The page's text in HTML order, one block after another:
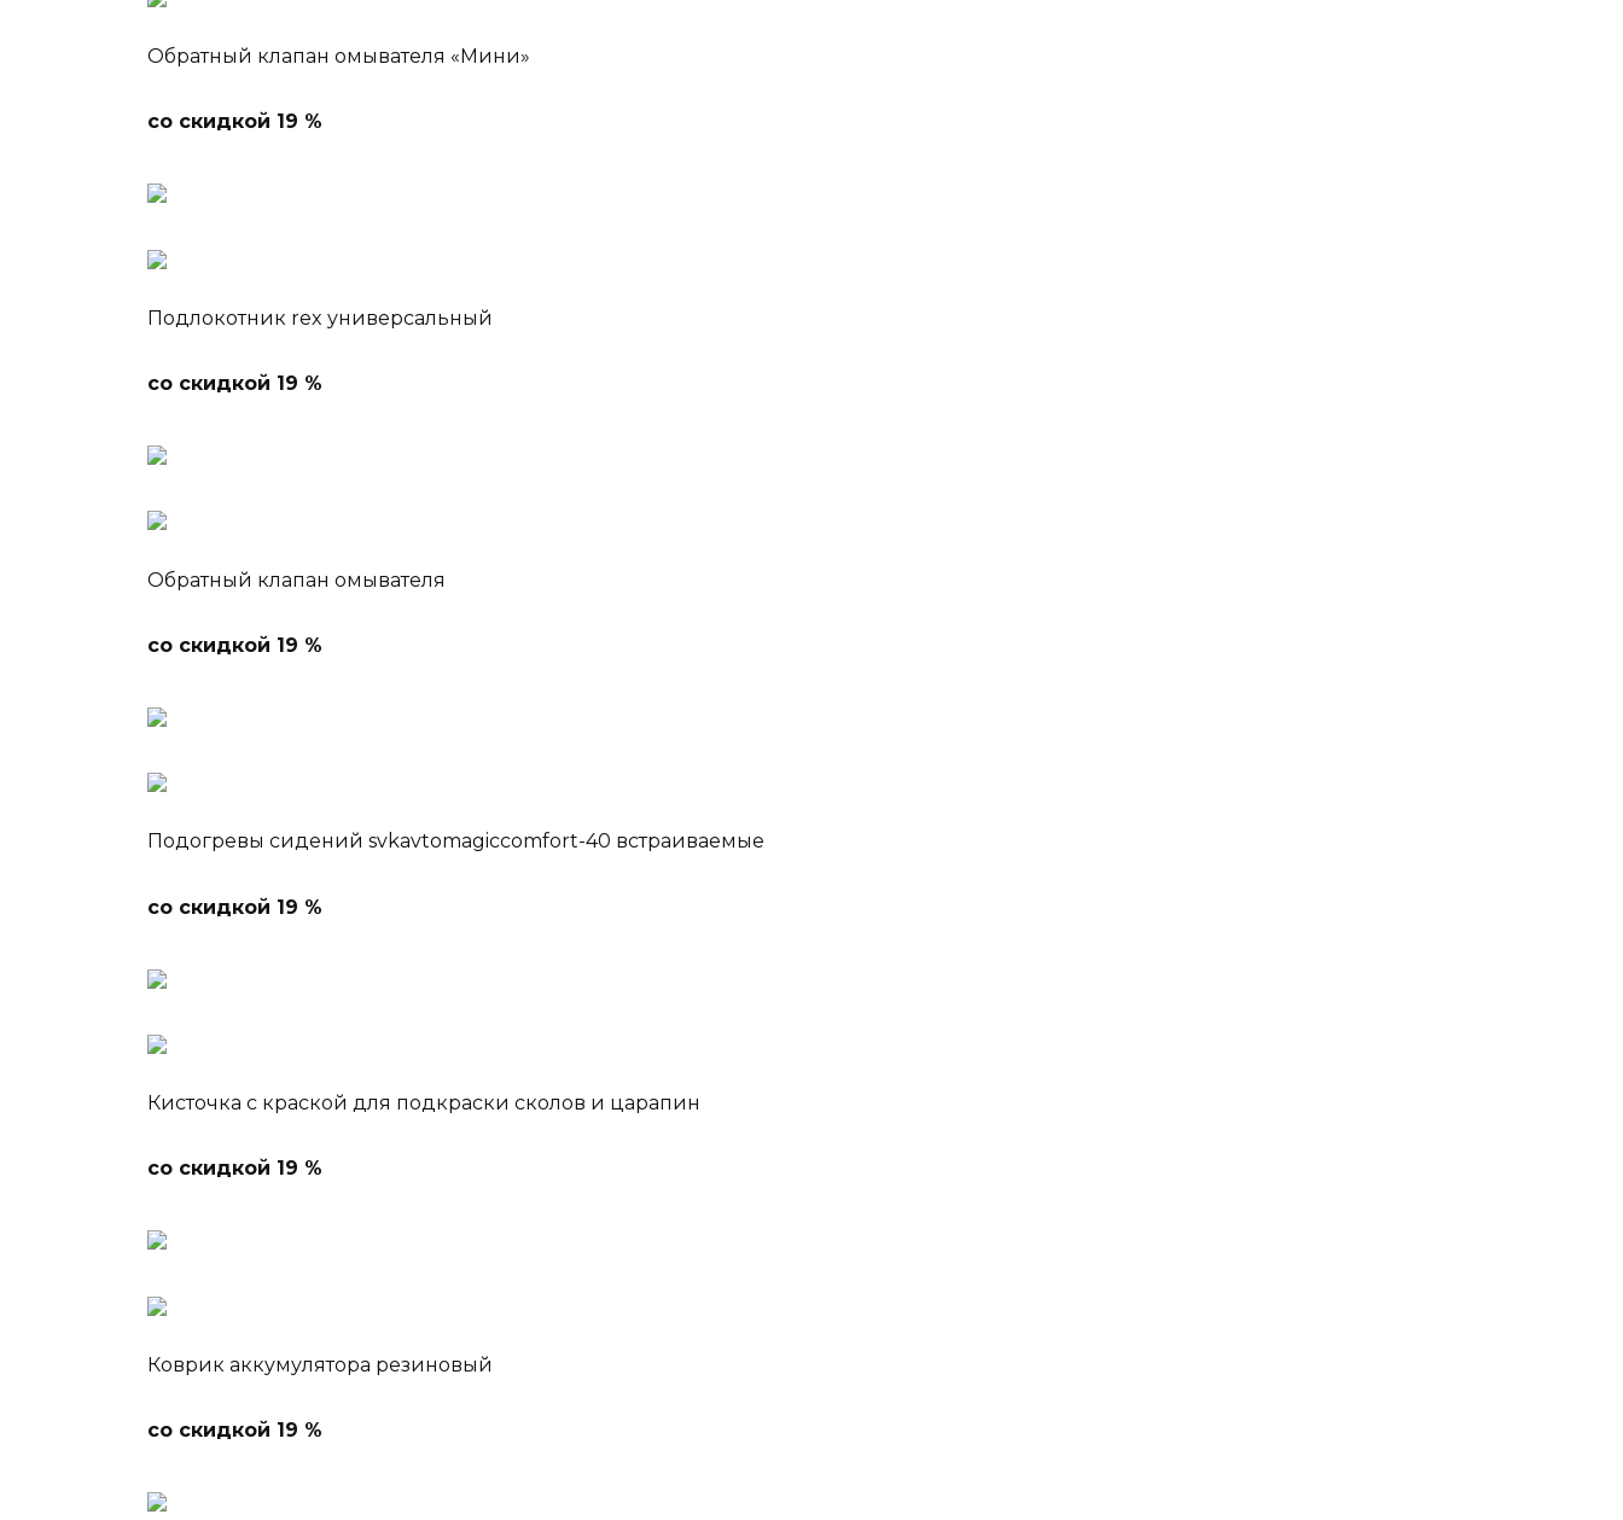
Обратный клапан омывателя «Мини»
со скидкой 19 %
Подлокотник rex универсальный
со скидкой 19 %
Обратный клапан омывателя
со скидкой 19 %
Подогревы сидений svkavtomagiccomfort-40 встраиваемые
со скидкой 19 %
Кисточка с краской для подкраски сколов и царапин
со скидкой 19 %
Коврик аккумулятора резиновый
со скидкой 19 %